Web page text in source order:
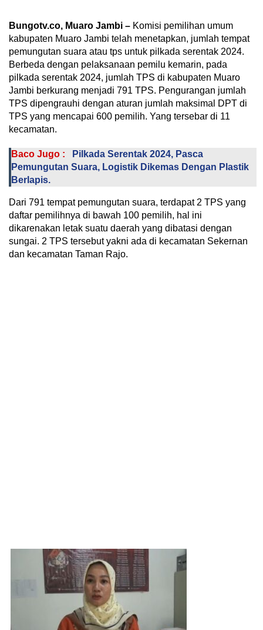
Bungotv.co, Muaro Jambi – Komisi pemilihan umum
kabupaten Muaro Jambi telah menetapkan, jumlah tempat
pemungutan suara atau tps untuk pilkada serentak 2024.
Berbeda dengan pelaksanaan pemilu kemarin, pada
pilkada serentak 2024, jumlah TPS di kabupaten Muaro
Jambi berkurang menjadi 791 TPS. Pengurangan jumlah
TPS dipengrauhi dengan aturan jumlah maksimal DPT di
TPS yang mencapai 600 pemilih. Yang tersebar di 11
kecamatan.
Baco Jugo :
Pilkada Serentak 2024, Pasca
Pemungutan Suara, Logistik Dikemas Dengan Plastik
Berlapis.
Dari 791 tempat pemungutan suara, terdapat 2 TPS yang
daftar pemilihnya di bawah 100 pemilih, hal ini
dikarenakan letak suatu daerah yang dibatasi dengan
sungai. 2 TPS tersebut yakni ada di kecamatan Sekernan
dan kecamatan Taman Rajo.